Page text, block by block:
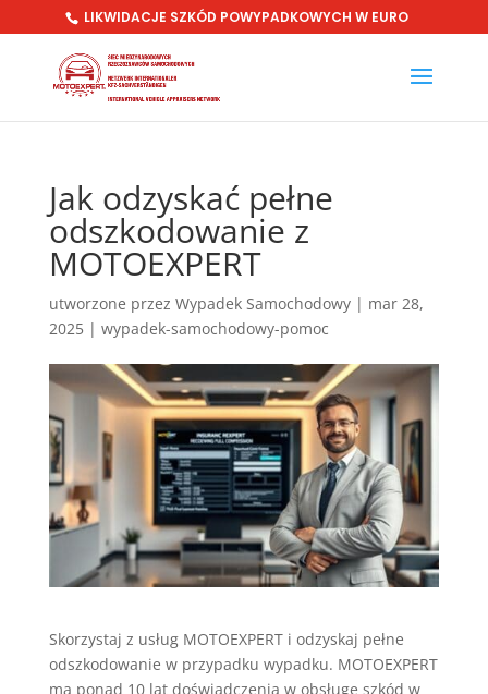
LIKWIDACJE SZKÓD POWYPADKOWYCH W EURO
Jak odzyskać pełne
odszkodowanie z
MOTOEXPERT
utworzone przez Wypadek Samochodowy| mar 28,
2025| wypadek-samochodowy-pomoc
Skorzystaj z usług MOTOEXPERT i odzyskaj pełne
odszkodowanie w przypadku wypadku. MOTOEXPERT
ma ponad 10 lat doświadczenia w obsługę szkód w